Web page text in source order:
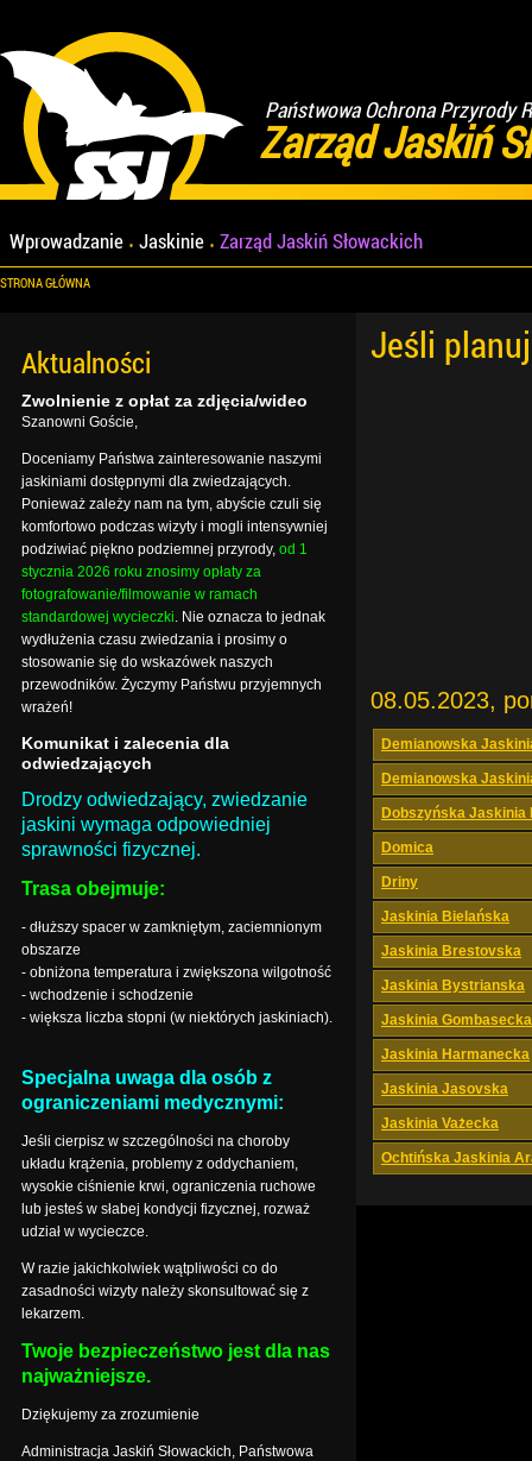
Państwowa Ochrona Przyrody
Zarząd Jaskiń
Wprowadzanie Jaskinie Zarząd Jaskiń Słowackich
STRONA GŁÓWNA
Jeśli
08.05.2023,
Demianowska
Demianowska
Dobszyńska Jaskinia
Domica
Driny
Jaskinia Bielańska
Jaskinia Brestovska
Jaskinia Bystrianska
Jaskinia Gombasecka
Jaskinia Harmanecka
Jaskinia Jasovska
Jaskinia Vażecka
Ochtińska Jaskinia
Aktualności
Zwolnienie z opłat za zdjęcia/wideo
Szanowni Goście,
Doceniamy Państwa zainteresowanie naszymi
jaskiniami dostępnymi dla zwiedzających.
Ponieważ zależy nam na tym, abyście czuli się
komfortowo podczas wizyty i mogli intensywniej
podziwiać piękno podziemnej przyrody, od 1
stycznia 2026 roku znosimy opłaty za
fotografowanie/filmowanie w ramach
standardowej wycieczki. Nie oznacza to jednak
wydłużenia czasu zwiedzania i prosimy o
stosowanie się do wskazówek naszych
przewodników. Życzymy Państwu przyjemnych
wrażeń!
Komunikat i zalecenia dla
odwiedzających
Drodzy odwiedzający, zwiedzanie
jaskini wymaga odpowiedniej
sprawności fizycznej.
Trasa obejmuje:
- dłuższy spacer w zamkniętym, zaciemnionym
obszarze
- obniżona temperatura i zwiększona wilgotność
- wchodzenie i schodzenie
- większa liczba stopni (w niektórych jaskiniach).
Specjalna uwaga dla osób z
ograniczeniami medycznymi:
Jeśli cierpisz w szczególności na choroby
układu krążenia, problemy z oddychaniem,
wysokie ciśnienie krwi, ograniczenia ruchowe
lub jesteś w słabej kondycji fizycznej, rozważ
udział w wycieczce.
W razie jakichkolwiek wątpliwości co do
zasadności wizyty należy skonsultować się z
lekarzem.
Twoje bezpieczeństwo jest dla nas
najważniejsze.
Dziękujemy za zrozumienie
Administracja Jaskiń Słowackich, Państwowa